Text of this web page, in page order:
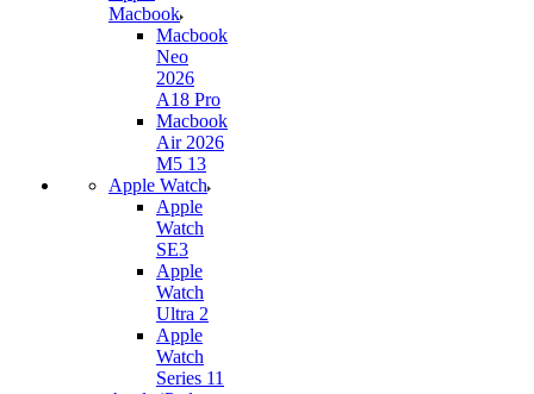
Macbook
Macbook
Neo
2026
A18 Pro
Macbook
Air 2026
M5 13
Apple Watch
Apple
Watch
SE3
Apple
Watch
Ultra 2
Apple
Watch
Series 11